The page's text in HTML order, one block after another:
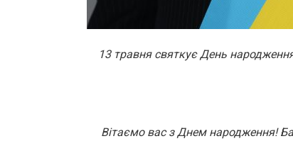
13 травня святкує День
Вітаємо вас з Днем народження!